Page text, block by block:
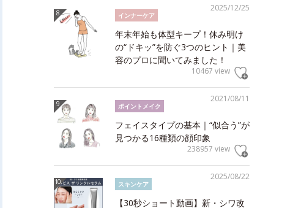
2025/12/25
インナーケア
年末年始も体型キープ！休み明け
の“ドキッ”を防ぐ3つのヒント｜美
容のプロに聞いてみました！
10467 view
2021/08/11
ポイントメイク
フェイスタイプの基本｜“似合う”が
見つかる16種類の顔印象
238957 view
2025/08/22
スキンケア
【30秒ショート動画】新・シワ改